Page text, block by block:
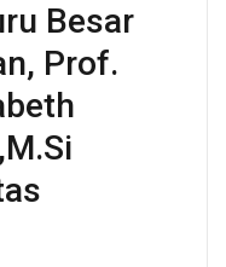
Besar
Prof.